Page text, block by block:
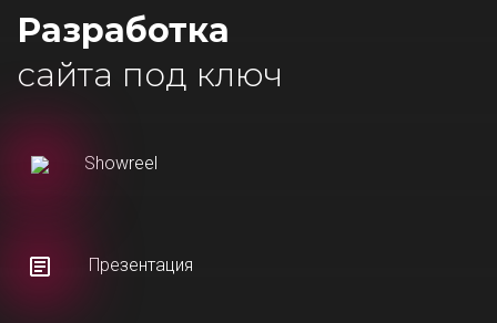
Разработка
сайта под ключ
Showreel
Презентация